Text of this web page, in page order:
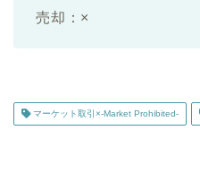
売却：×
マーケット取引×-Market Prohibited-